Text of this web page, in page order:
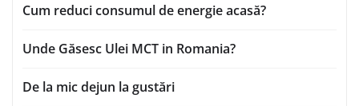
Cum reduci consumul de energie acasă?
Unde Găsesc Ulei MCT in Romania?
De la mic dejun la gustări